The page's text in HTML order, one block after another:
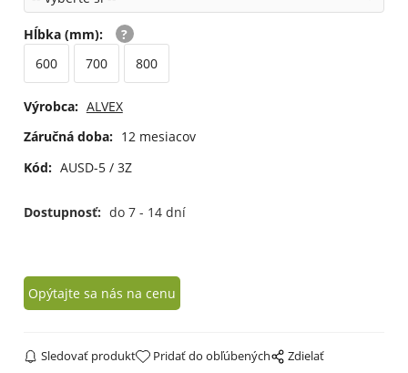
Hĺbka (mm):
600
700 800
Výrobca: ALVEX
Záručná doba: 12 mesiacov
Kód: AUSD-5 / 3Z
Dostupnosť: do 7 - 14 dní
Opýtajte sa nás na cenu
Sledovať produkt Pridať do obľúbených Zdielať